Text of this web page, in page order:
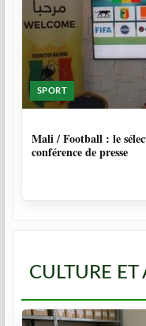
SPORT
Mali / Football : le
conférence de presse
CULTURE ET